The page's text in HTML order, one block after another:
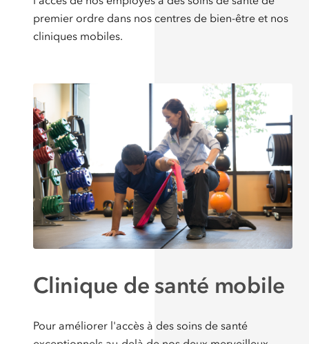
premier ordre dans nos centres de bien-être et nos
cliniques mobiles.
Clinique de santé mobile
Pour améliorer l'accès à des soins de santé